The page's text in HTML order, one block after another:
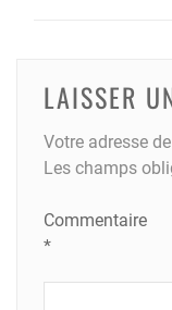
LAISSER
Votre adresse
Les champs
Commentaire
*